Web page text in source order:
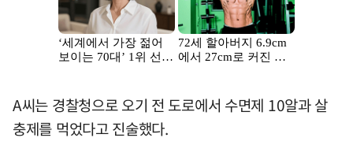
A씨는 경찰청으로 오기 전 도로에서 수면제 10알과 살
충제를 먹었다고 진술했다.